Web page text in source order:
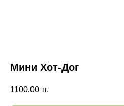
Мини Хот-Дог
1100,00 тг.